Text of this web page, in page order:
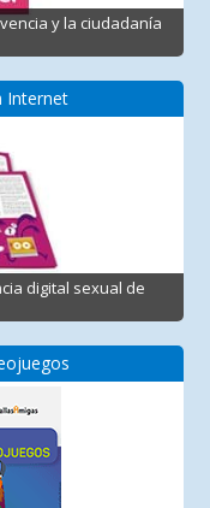
y la ciudadanía
Internet
digital sexual de